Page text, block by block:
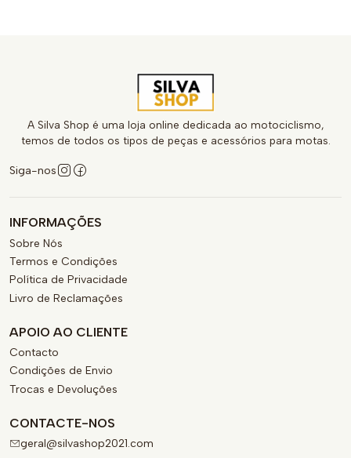
A Silva Shop é uma loja online dedicada ao motociclismo,
temos de todos os tipos de peças e acessórios para motas.
Siga-nos
INFORMAÇÕES
Sobre Nós
Termos e Condições
Política de Privacidade
Livro de Reclamações
APOIO AO CLIENTE
Contacto
Condições de Envio
Trocas e Devoluções
CONTACTE-NOS
geral@silvashop2021.com